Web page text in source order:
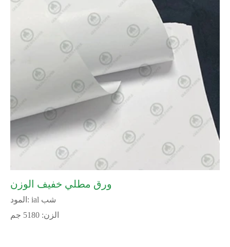
ورق مطلي خفيف الوزن
المود: ial شب
الزن: 5180 جم